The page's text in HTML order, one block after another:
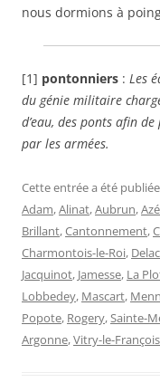
nous dormions à
[1] pontonniers : Les
du génie militaire
d’eau, des ponts afin
par les armées.
Cette entrée a été
Adam,Alinat,Aubrun,
Brillant,Cantonnement,
Charmontois-le-Roi,
Jacquinot, Jamesse, La
Lobbedey, Mascart,
Popote, Rogery, Sainte-
Argonne,Vitry-le-François